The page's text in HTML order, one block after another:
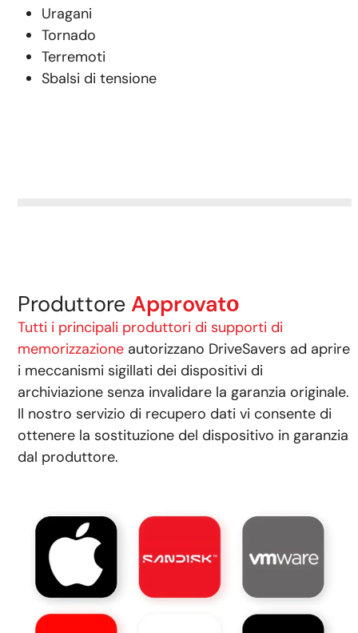
Uragani
Tornado
Terremoti
Sbalsi di tensione
ProduttoreApprovatо
Tutti i principali produttori di supporti di
memorizzazione autorizzano DriveSavers ad aprire
i meccanismi sigillati dei dispositivi di
archiviazione senza invalidare la garanzia originale.
Il nostro servizio di recupero dati vi consente di
ottenere la sostituzione del dispositivo in garanzia
dal produttore.